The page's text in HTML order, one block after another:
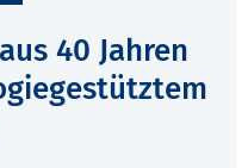
40 Jahren